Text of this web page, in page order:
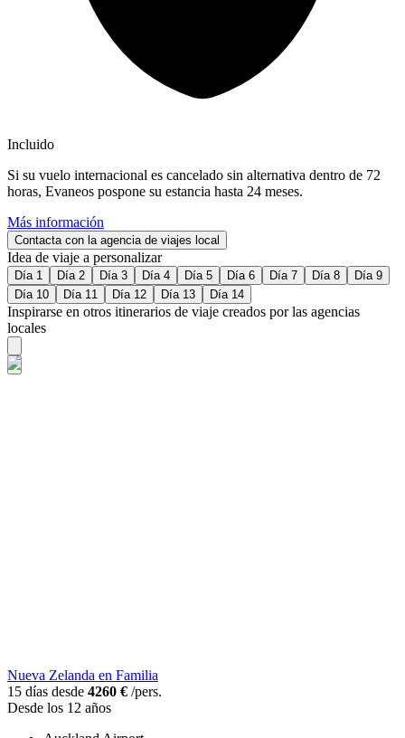
Incluido
Si su vuelo internacional es cancelado sin alternativa dentro de 72
horas, Evaneos pospone su estancia hasta 24 meses.
Más información
Contacta con la agencia de viajes local
Idea de viaje a personalizar
Día 1 Día 2 Día 3 Día 4 Día 5 Día 6 Día 7 Día 8
Día 9
Día 10
Día 11 Día 12 Día 13 Día 14
Inspirarse en otros itinerarios de viaje creados por las agencias
locales
Nueva Zelanda en Familia
15 días desde 4260 € /pers.
Desde los 12 años